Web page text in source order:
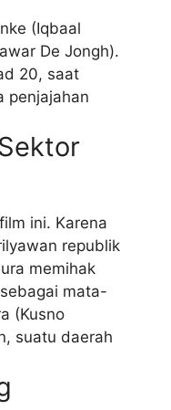
(Iqbaal
De Jongh).
20, saat
penjajahan
ini. Karena
republik
memihak
mata-
(Kusno
suatu daerah